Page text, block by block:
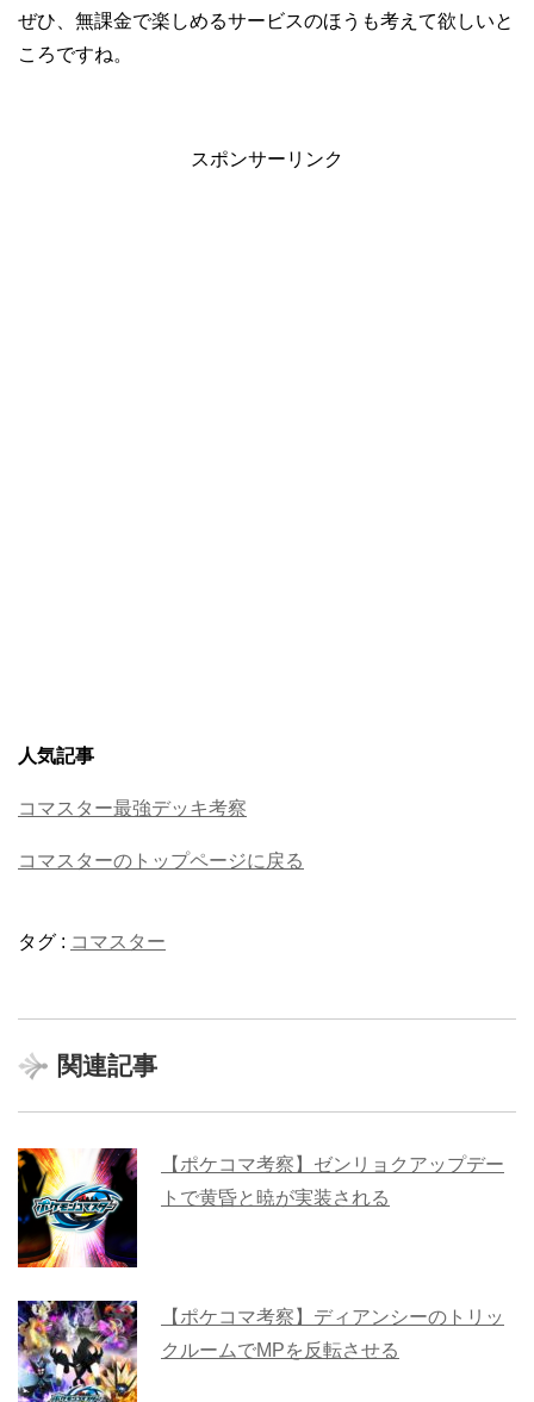
ぜひ、無課金で楽しめるサービスのほうも考えて欲しいと
ころですね。
スポンサーリンク
人気記事
コマスター最強デッキ考察
コマスターのトップページに戻る
タグ : コマスター
関連記事
【ポケコマ考察】ゼンリョクアップデー
トで黄昏と暁が実装される
【ポケコマ考察】ディアンシーのトリッ
クルームでMPを反転させる